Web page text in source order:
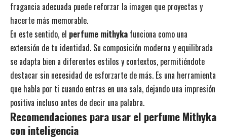
fragancia adecuada puede reforzar la imagen que proyectas y
hacerte más memorable.
En este sentido, el perfume mithyka funciona como una
extensión de tu identidad. Su composición moderna y equilibrada
se adapta bien a diferentes estilos y contextos, permitiéndote
destacar sin necesidad de esforzarte de más. Es una herramienta
que habla por ti cuando entras en una sala, dejando una impresión
positiva incluso antes de decir una palabra.
Recomendaciones para usar el perfume Mithyka
con inteligencia